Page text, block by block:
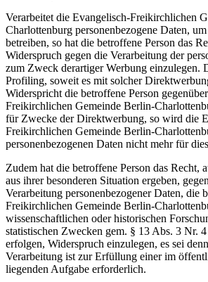
Verarbeitet die Evangelisch-Freikirchlichen
Charlottenburg personenbezogene Daten,
betreiben, so hat die betroffene Person das
Widerspruch gegen die Verarbeitung der
zum Zweck derartiger Werbung einzulegen.
Profiling, soweit es mit solcher
Widerspricht die betroffene Person
Freikirchlichen Gemeinde Berlin-
für Zwecke der Direktwerbung, so wird die
Freikirchlichen Gemeinde Berlin-
personenbezogenen Daten nicht mehr für
Zudem hat die betroffene Person das Recht,
aus ihrer besonderen Situation ergeben,
Verarbeitung personenbezogener Daten, die
Freikirchlichen Gemeinde Berlin-
wissenschaftlichen oder historischen
statistischen Zwecken gem. § 13 Abs. 3 Nr.
erfolgen, Widerspruch einzulegen, es sei
Verarbeitung ist zur Erfüllung einer im
liegenden Aufgabe erforderlich.